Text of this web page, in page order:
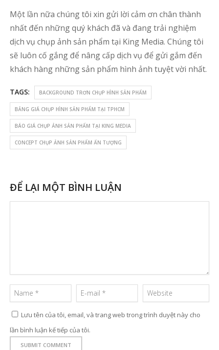
Một lần nữa chúng tôi xin gửi lời cảm ơn chân thành
nhất đến những quý khách đã và đang trải nghiệm
dịch vụ chụp ảnh sản phẩm tại King Media. Chúng tôi
sẽ luôn cố gắng để nâng cấp dịch vụ để gửi gắm đến
khách hàng những sản phẩm hình ảnh tuyệt vời nhất.
TAGS: BACKGROUND TRƠN CHỤP HÌNH SẢN PHẨM
BẢNG GIÁ CHỤP HÌNH SẢN PHẨM TẠI TPHCM
BÁO GIÁ CHỤP ẢNH SẢN PHẨM TẠI KING MEDIA
CONCEPT CHỤP ẢNH SẢN PHẨM ẤN TƯỢNG
ĐỂ LẠI MỘT BÌNH LUẬN
Lưu tên của tôi, email, và trang web trong trình duyệt này cho
lần bình luận kế tiếp của tôi.